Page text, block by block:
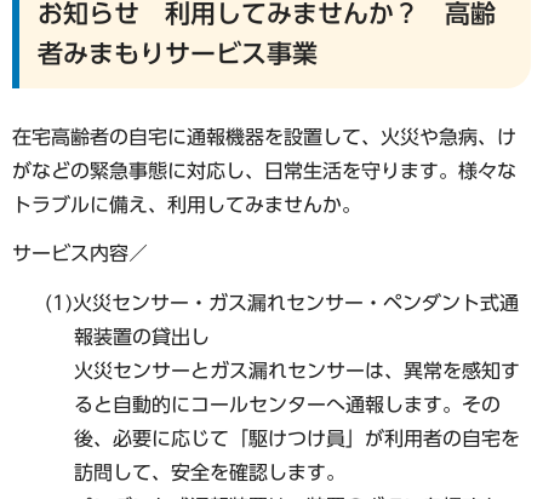
お知らせ 利用してみませんか？ 高齢
者みまもりサービス事業
在宅高齢者の自宅に通報機器を設置して、火災や急病、け
がなどの緊急事態に対応し、日常生活を守ります。様々な
トラブルに備え、利用してみませんか。
サービス内容／
(1)火災センサー・ガス漏れセンサー・ペンダント式通
報装置の貸出し
火災センサーとガス漏れセンサーは、異常を感知す
ると自動的にコールセンターへ通報します。その
後、必要に応じて「駆けつけ員」が利用者の自宅を
訪問して、安全を確認します。